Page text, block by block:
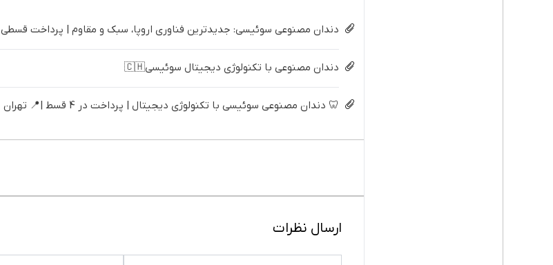
دندان مصنوعی سوئیسی: جدیدترین فناوری اروپا، سبک و مقاوم | پرداخت قسطی
دندان مصنوعی با تکنولوژی دیجیتال سوئیسی🇨🇭
🦷 دندان مصنوعی سوئیسی با تکنولوژی دیجیتال | پرداخت در 4 قسط |📍 تهران
ارسال نظرات